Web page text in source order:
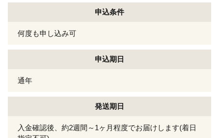
申込条件
何度も申し込み可
申込期日
通年
発送期日
入金確認後、約2週間～1ヶ月程度でお届けします(着日